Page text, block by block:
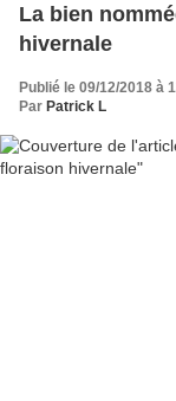
La bien
hivernale
Publié le 09/12/2018 à
Par Patrick L